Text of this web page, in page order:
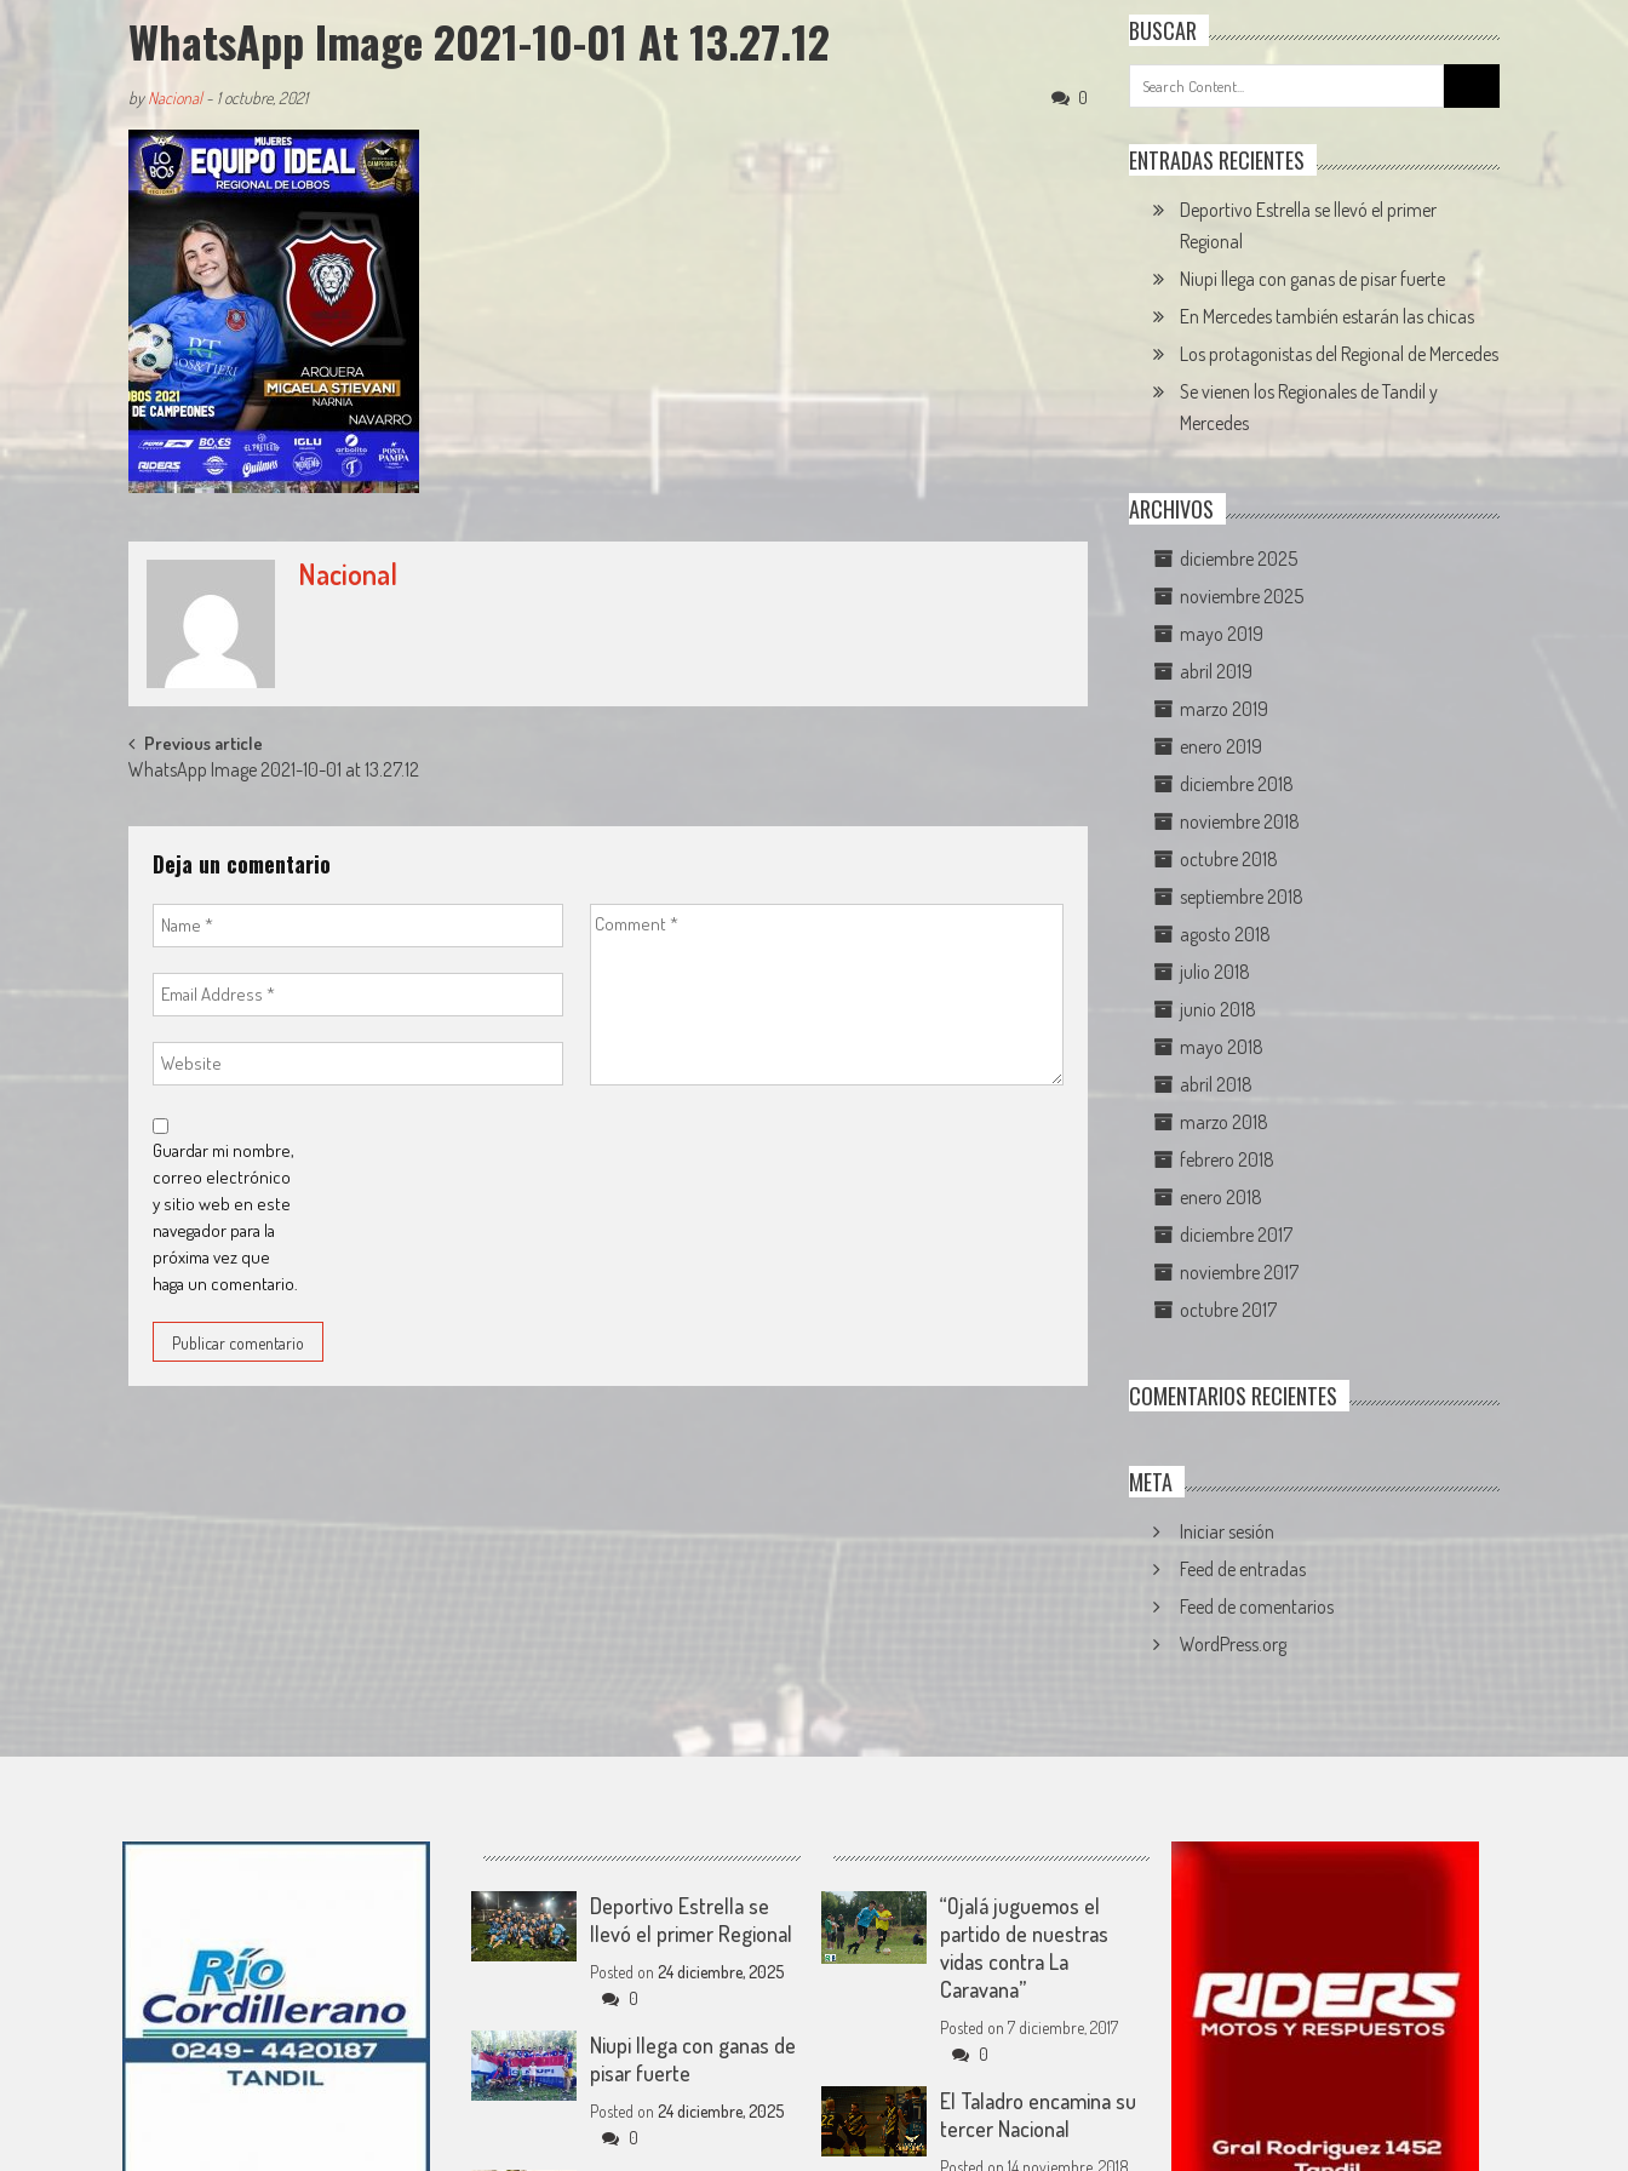
WhatsApp Image 2021-10-01 At 13.27.12
byNacional- 1 octubre, 2021 0
Nacional
Post
navigation
Previous article
WhatsApp Image 2021-10-01 at 13.27.12
Deja un comentario
Guardar mi nombre,
correo electrónico
y sitio web en este
navegador para la
próxima vez que
haga un comentario.
BUSCAR
ENTRADAS RECIENTES
Deportivo Estrella se llevó el primer
Regional
Niupi llega con ganas de pisar fuerte
En Mercedes también estarán las chicas
Los protagonistas del Regional de Mercedes
Se vienen los Regionales de Tandil y
Mercedes
ARCHIVOS
diciembre 2025
noviembre 2025
mayo 2019
abril 2019
marzo 2019
enero 2019
diciembre 2018
noviembre 2018
octubre 2018
septiembre 2018
agosto 2018
julio 2018
junio 2018
mayo 2018
abril 2018
marzo 2018
febrero 2018
enero 2018
diciembre 2017
noviembre 2017
octubre 2017
COMENTARIOS RECIENTES
META
Iniciar sesión
Feed de entradas
Feed de comentarios
WordPress.org
Deportivo Estrella se
llevó el primer Regional
Posted on 24 diciembre, 2025
0
Niupi llega con ganas de
pisar fuerte
Posted on 24 diciembre, 2025
0
“Ojalá juguemos el
partido de nuestras
vidas contra La
Caravana”
Posted on 7 diciembre, 2017
0
El Taladro encamina su
tercer Nacional
Posted on 14 noviembre, 2018